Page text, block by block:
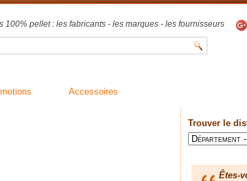
100% pellet : les fabricants - les marques - les fournisseurs
Accessoires
Trouver le
Êtes-